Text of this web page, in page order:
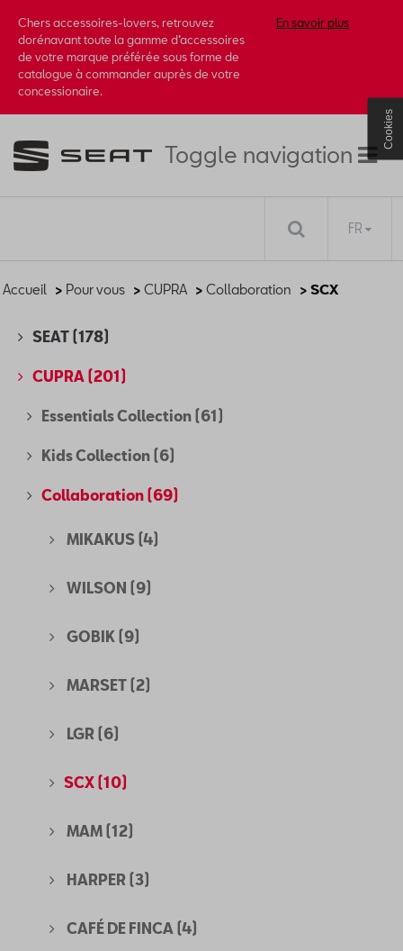
Chers accessoires-lovers, retrouvez
dorénavant toute la gamme d’accessoires
de votre marque préférée sous forme de
catalogue à commander auprès de votre
concessionaire.
En savoir plus
Toggle navigation
FR
Accueil > Pour vous > CUPRA > Collaboration > SCX
SEAT (178)
CUPRA (201)
Essentials Collection (61)
Kids Collection (6)
Collaboration (69)
MIKAKUS (4)
WILSON (9)
GOBIK (9)
MARSET (2)
LGR (6)
SCX (10)
MAM (12)
HARPER (3)
CAFÉ DE FINCA (4)
Cookies